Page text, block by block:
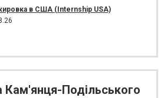
в США (Internship USA)
Кам'янця-Подільського